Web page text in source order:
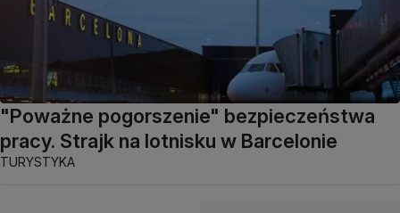
"Poważne pogorszenie" bezpieczeństwa
pracy. Strajk na lotnisku w Barcelonie
TURYSTYKA